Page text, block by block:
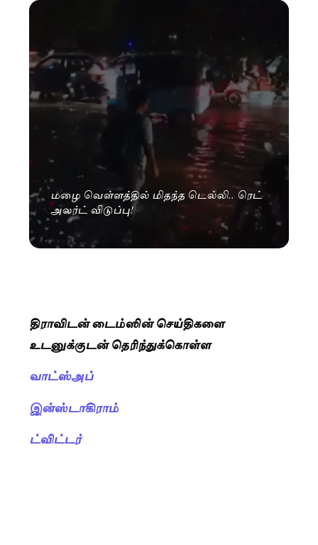
மழை வெள்ளத்தில் மிதந்த டெல்லி.. ரெட்
அலர்ட் விடுப்பு!
திராவிடன் டைம்ஸின் செய்திகளை
உடனுக்குடன் தெரிந்துக்கொள்ள
வாட்ஸ்அப்
இன்ஸ்டாகிராம்
ட்விட்டர்